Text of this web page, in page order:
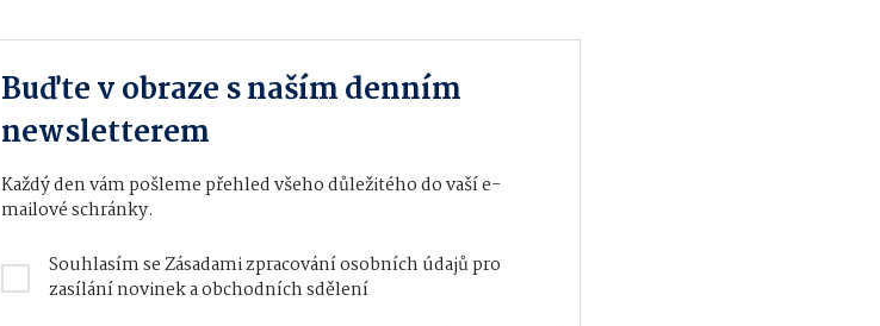
Buďte v obraze s naším denním
newsletterem
Každý den vám pošleme přehled všeho důležitého do vaší e-
mailové schránky.
Souhlasím seZásadami zpracování osobních údajůpro
zasílání novinek a obchodních sdělení